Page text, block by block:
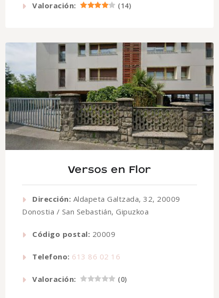
Valoración: (14)
Versos en Flor
Dirección: Aldapeta Galtzada, 32, 20009
Donostia / San Sebastián, Gipuzkoa
Código postal: 20009
Telefono: 613 86 02 16
Valoración: (0)